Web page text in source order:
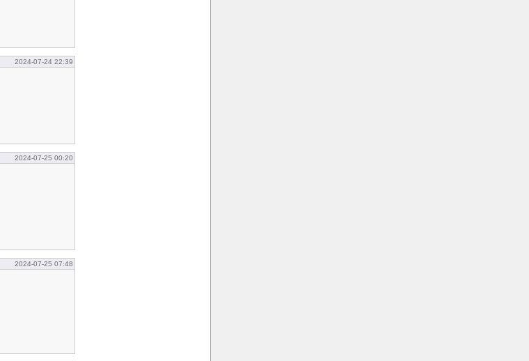
2024-07-24 22:39
2024-07-25 00:20
2024-07-25 07:48